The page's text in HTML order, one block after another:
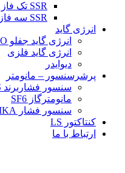
SSR تک فاز سلفی فوتک تایوان
SSR سه فاز سلفی فوتک تایوان
انرژی گاید
انرژی گاید جفلو JFLO
انرژی گاید فلزی
دیوایدر
پرشرسنسور – مانومتر
سنسور فشاربرند ES
مانومترگاز SF6
سنسور فشار WIKA
کنتاکتور LS
ارتباط با ما